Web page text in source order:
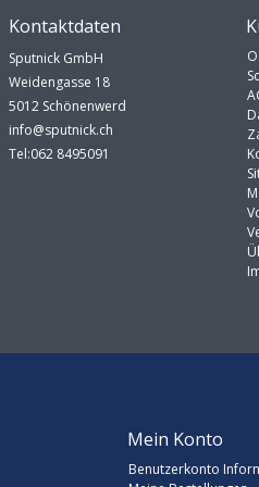
Kontaktdaten
Sputnick GmbH
Weidengasse 18
5012 Schönenwerd
info@sputnick.ch
Tel:062 8495091
Mein Konto
Benutzerkonto